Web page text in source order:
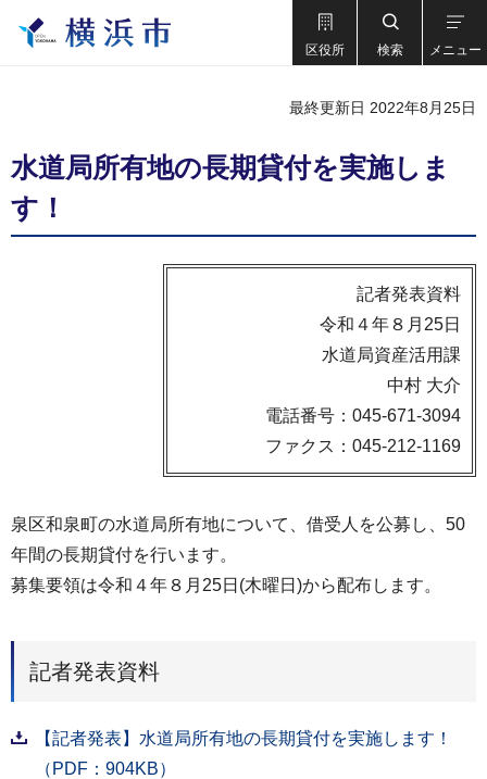
区役所 検索 メニュー
最終更新日 2022年8月25日
水道局所有地の長期貸付を実施しま
す！
記者発表資料
令和４年８月25日
水道局資産活用課
中村 大介
電話番号：045-671-3094
ファクス：045-212-1169
泉区和泉町の水道局所有地について、借受人を公募し、50
年間の長期貸付を行います。
募集要領は令和４年８月25日(木曜日)から配布します。
記者発表資料
【記者発表】水道局所有地の長期貸付を実施します！
（PDF：904KB）